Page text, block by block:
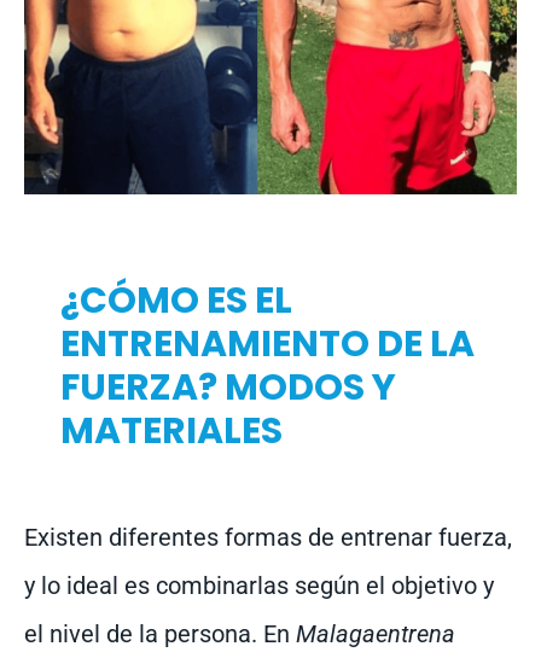
¿CÓMO ES EL
ENTRENAMIENTO DE LA
FUERZA? MODOS Y
MATERIALES
Existen diferentes formas de entrenar fuerza,
y lo ideal es combinarlas según el objetivo y
el nivel de la persona. En Malagaentrena